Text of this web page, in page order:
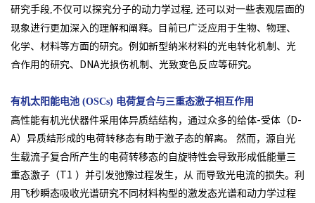
研究手段,不仅可以探究分子的动力学过程, 还可以对一些表观层面的
现象进行更加深入的理解和阐释。目前已广泛应用于生物、物理、
化学、材料等方面的研究。例如新型纳米材料的光电转化机制、光
合作用的研究、DNA光损伤机制、光致变色反应等研究。
有机太阳能电池 (OSCs) 电荷复合与三重态激子相互作用
高性能有机光伏器件采用体异质结结构，通过众多的给体-受体（D-
A）异质结形成的电荷转移态有助于激子态的解离。 然而，源自光
生载流子复合所产生的电荷转移态的自旋特性会导致形成低能量三
重态激子（T1 ）并引发弛豫过程发生，从 而导致光电流的损失。利
用飞秒瞬态吸收光谱研究不同材料构型的激发态光谱和动力学过程